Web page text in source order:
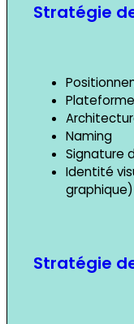
Stratégie
Naming
Signature
Identité
graphique)
Stratégie